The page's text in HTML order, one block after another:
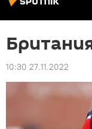
10:30 27.11.2022